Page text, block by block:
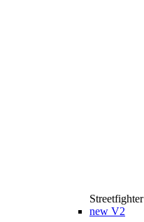
Streetfighter
new V2